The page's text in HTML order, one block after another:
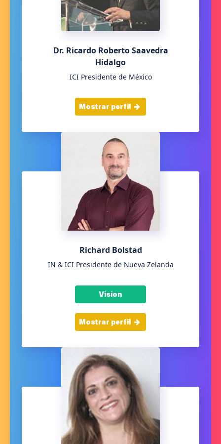
Dr. Ricardo Roberto Saavedra
Hidalgo
ICI Presidente de México
Mostrar perfil
Richard Bolstad
IN & ICI Presidente de Nueva Zelanda
Vision
Mostrar perfil